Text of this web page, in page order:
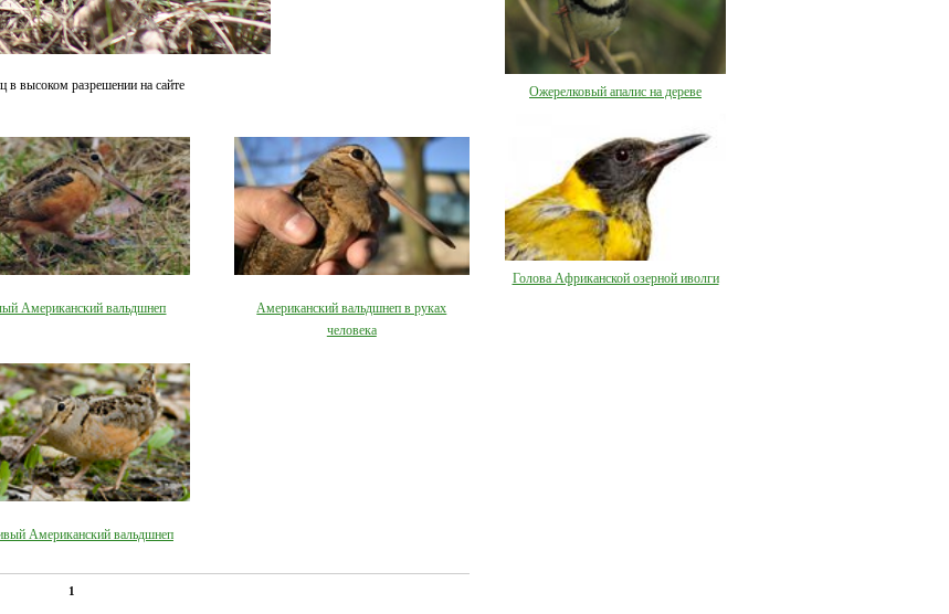
высоком разрешении на сайте
Американский вальдшнеп
Американский вальдшнеп в руках
человека
Американский вальдшнеп
1
Ожерелковый апалис на дереве
Голова Африканской озерной иволги